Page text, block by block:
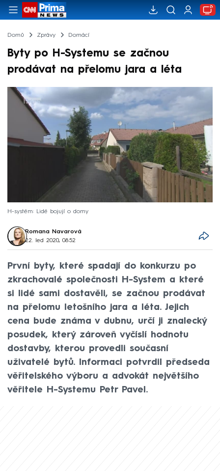
Domů Zprávy Domácí
Byty po H-Systemu se začnou
prodávat na přelomu jara a léta
H-systém: Lidé bojují o domy
Romana Navarová
22. led 2020, 08:52
První byty, které spadají do konkurzu po
zkrachovalé společnosti H-System a které
si lidé sami dostavěli, se začnou prodávat
na přelomu letošního jara a léta. Jejich
cena bude známa v dubnu, určí ji znalecký
posudek, který zároveň vyčíslí hodnotu
dostavby, kterou provedli současní
uživatelé bytů. Informaci potvrdil předseda
věřitelského výboru a advokát největšího
věřitele H-Systemu Petr Pavel.